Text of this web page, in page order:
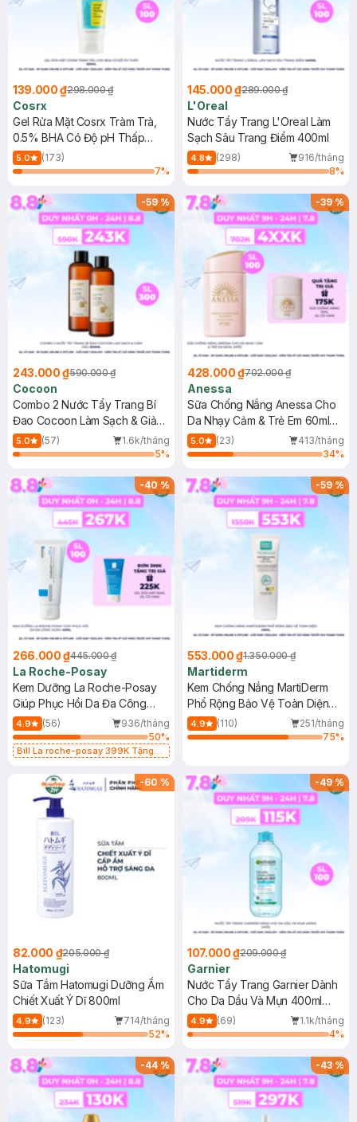
139.000 ₫298.000 ₫
Cosrx
Gel Rửa Mặt Cosrx Tràm Trà,
0.5% BHA Có Độ pH Thấp
150ml
5.0
(173)
7%
145.000 ₫289.000 ₫
L'Oreal
Nước Tẩy Trang L'Oreal Làm
Sạch Sâu Trang Điểm 400ml
4.8 (298)
916/tháng
8%
-59%
243.000 ₫590.000 ₫
Cocoon
Combo 2 Nước Tẩy Trang Bí
Đao Cocoon Làm Sạch & Giảm
Dầu 500ml
5.0 (57)
1.6k/tháng
5%
-39%
428.000 ₫702.000 ₫
Anessa
Sữa Chống Nắng Anessa Cho
Da Nhạy Cảm & Trẻ Em 60ml
(Mới)
5.0 (23)
413/tháng
34%
-40%
266.000 ₫445.000 ₫
La Roche-Posay
Kem Dưỡng La Roche-Posay
Giúp Phục Hồi Da Đa Công
Dụng 40ml
4.9 (56)
936/tháng
50%
Bill La roche-posay 399K Tặng
(SL có hạn)
-59%
553.000 ₫1.350.000 ₫
Martiderm
Kem Chống Nắng MartiDerm
Phổ Rộng Bảo Vệ Toàn Diện
40ml
4.9 (110)
251/tháng
75%
-60 %
82.000 ₫205.000 ₫
Hatomugi
Sữa Tắm Hatomugi Dưỡng Ẩm
Chiết Xuất Ý Dĩ 800ml
4.9 (123)
714/tháng
52%
-49%
107.000 ₫209.000 ₫
Garnier
Nước Tẩy Trang Garnier Dành
Cho Da Dầu Và Mụn 400ml
(Mới)
4.9 (69)
1.1k/tháng
4%
-44% -43%